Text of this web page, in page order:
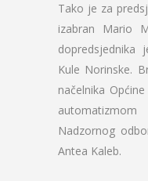
Tako je za
izabran Mario
dopredsjednika
Kule Norinske.
načelnika
Nadzornog
Antea Kaleb.